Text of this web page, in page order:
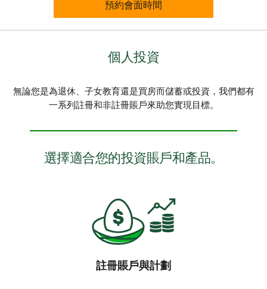
預約會面時間
個人投資
無論您是為退休、子女教育還是買房而儲蓄或投資，我們都有
一系列註冊和非註冊賬戶來助您實現目標。
選擇適合您的投資賬戶和產品。
註冊賬戶與計劃